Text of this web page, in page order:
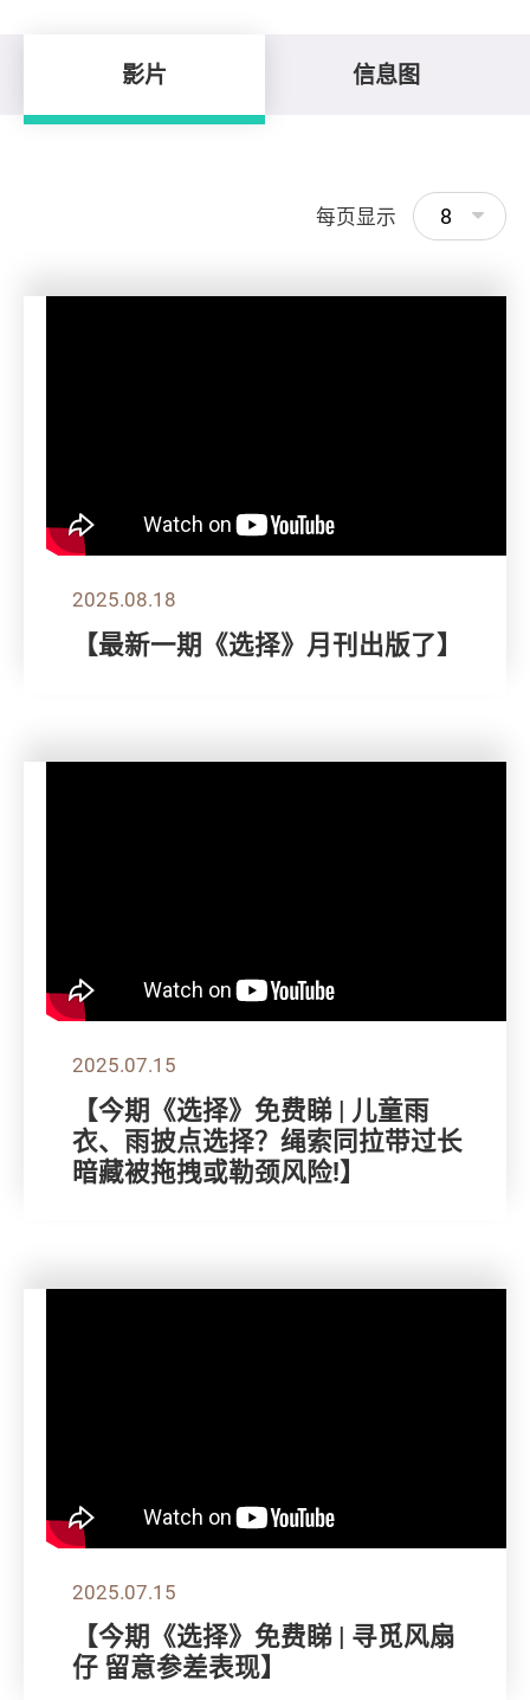
影片 信息图
每页显示 8
2025.08.18
【最新一期《选择》月刊出版了】
2025.07.15
【今期《选择》免费睇 | 儿童雨
衣、雨披点选择？绳索同拉带过长
暗藏被拖拽或勒颈风险!】
2025.07.15
【今期《选择》免费睇 | 寻觅风扇
仔 留意参差表现】